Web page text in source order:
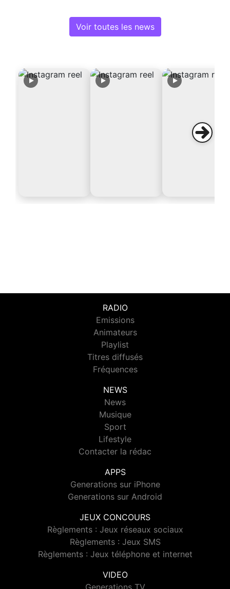
Voir toutes les news
RADIO
Emissions
Animateurs
Playlist
Titres diffusés
Fréquences
NEWS
News
Musique
Sport
Lifestyle
Contacter la rédac
APPS
Generations sur iPhone
Generations sur Android
JEUX CONCOURS
Règlements : Jeux réseaux sociaux
Règlements : Jeux SMS
Règlements : Jeux téléphone et internet
VIDEO